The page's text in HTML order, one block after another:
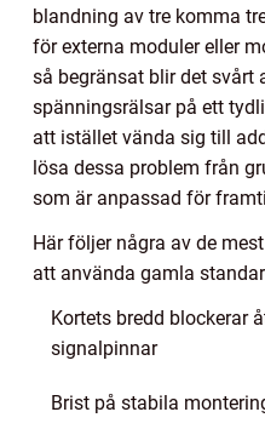
blandning av tre komma
för externa moduler eller
så begränsat blir det svårt
spänningsrälsar på ett
att istället vända sig till
lösa dessa problem från
som är anpassad för
Här följer några av de
att använda gamla
Kortets bredd blockerar
signalpinnar
Brist på stabila